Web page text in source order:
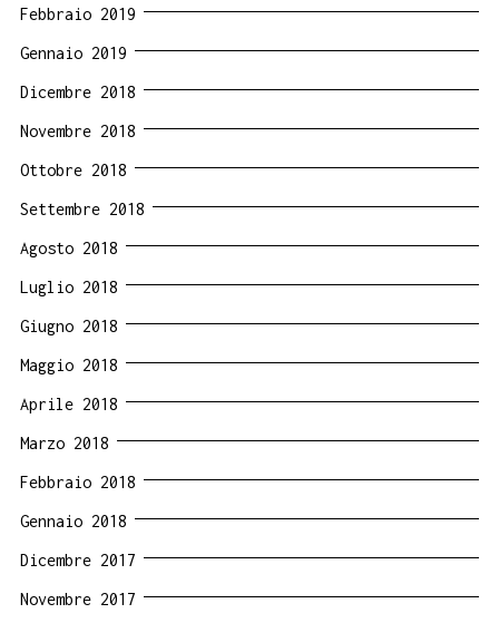
Febbraio 2019
Gennaio 2019
Dicembre 2018
Novembre 2018
Ottobre 2018
Settembre 2018
Agosto 2018
Luglio 2018
Giugno 2018
Maggio 2018
Aprile 2018
Marzo 2018
Febbraio 2018
Gennaio 2018
Dicembre 2017
Novembre 2017